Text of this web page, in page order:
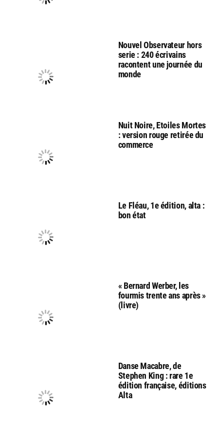
Nouvel Observateur hors
serie : 240 écrivains
racontent une journée du
monde
Nuit Noire, Etoiles Mortes
: version rouge retirée du
commerce
Le Fléau, 1e édition, alta :
bon état
« Bernard Werber, les
fourmis trente ans après »
(livre)
Danse Macabre, de
Stephen King : rare 1e
édition française, éditions
Alta